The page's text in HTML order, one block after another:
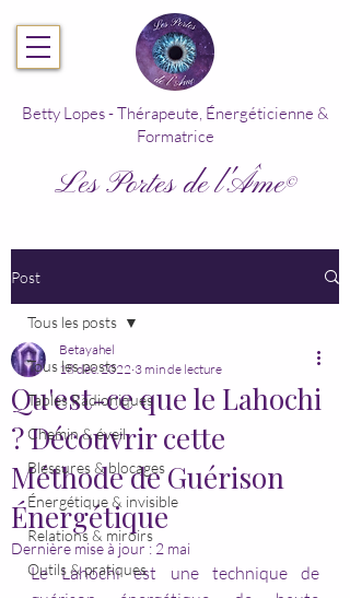
Betty Lopes - Thérapeute, Énergéticienne &
Formatrice
Les Portes de l'Âme©
Post
Tous les posts
Tables Radioniques
Chemin & éveil
Blessures & blocages
Énergétique & invisible
Relations & miroirs
Outils & pratiques
Tous les posts
Qu'est-ce que le Lahochi
? Découvrir cette
Méthode de Guérison
Énergétique
Betayahel
18 déc. 2022 3 min de lecture
Dernière mise à jour : 2 mai
Le Lahochi est une technique de